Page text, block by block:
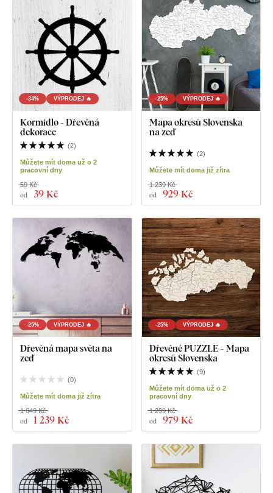
-34% VÝPRODEJ 🔥
Kormidlo - Dřevěná
dekorace
(2)
Můžete mít doma už o 2
pracovní dny
od 39 Kč
59 Kč
-25% VÝPRODEJ 🔥
Mapa okresů Slovenska
na zeď
(2)
Můžete mít doma již zítra
od 929 Kč
1 239 Kč
-25% VÝPRODEJ 🔥
Dřevěná mapa světa na
zeď
(0)
Můžete mít doma již zítra
od 1 239 Kč
1 649 Kč
-25% VÝPRODEJ 🔥
Dřevěné PUZZLE - Mapa
okresů Slovenska
(9)
Můžete mít doma už o 2
pracovní dny
od 979 Kč
1 299 Kč